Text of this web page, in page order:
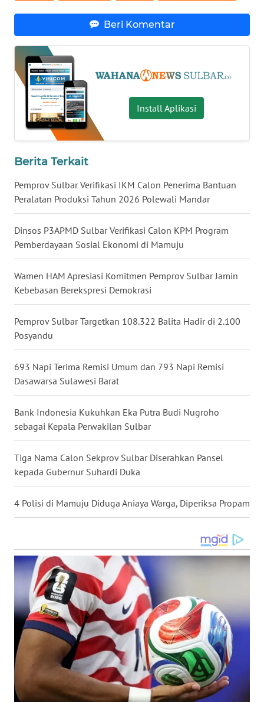
Beri Komentar
Install Aplikasi
Berita Terkait
Pemprov Sulbar Verifikasi IKM Calon Penerima Bantuan
Peralatan Produksi Tahun 2026 Polewali Mandar
Dinsos P3APMD Sulbar Verifikasi Calon KPM Program
Pemberdayaan Sosial Ekonomi di Mamuju
Wamen HAM Apresiasi Komitmen Pemprov Sulbar Jamin
Kebebasan Berekspresi Demokrasi
Pemprov Sulbar Targetkan 108.322 Balita Hadir di 2.100
Posyandu
693 Napi Terima Remisi Umum dan 793 Napi Remisi
Dasawarsa Sulawesi Barat
Bank Indonesia Kukuhkan Eka Putra Budi Nugroho
sebagai Kepala Perwakilan Sulbar
Tiga Nama Calon Sekprov Sulbar Diserahkan Pansel
kepada Gubernur Suhardi Duka
4 Polisi di Mamuju Diduga Aniaya Warga, Diperiksa Propam
KALTARA
WN
KALSEL
WN
KALTIM
WN
WN
GORONTALO
WN
SULUT
WN
WN
DANAU
TOBA
WN
NIAS
WN
WN
TAPANULI
SELATAN
WN
TANJUNG
LESUNG
KARO